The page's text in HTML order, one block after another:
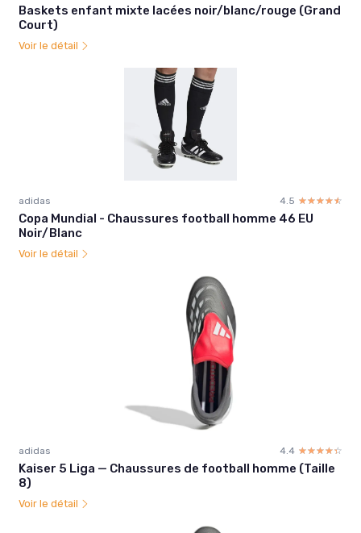
Baskets enfant mixte lacées noir/blanc/rouge (Grand
Court)
Voir le détail
adidas 4.5 ☆☆☆☆☆
★★★★★
Copa Mundial - Chaussures football homme 46 EU
Noir/Blanc
Voir le détail
adidas 4.4 ☆☆☆☆☆
★★★★★
Kaiser 5 Liga — Chaussures de football homme (Taille
8)
Voir le détail